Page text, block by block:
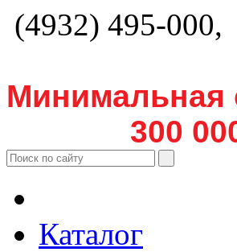
(4932) 495-
Минимальная
300 000
Каталог